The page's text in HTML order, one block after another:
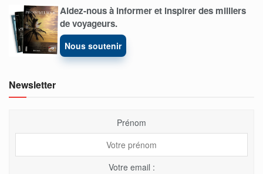
Aidez-nous à informer et inspirer des milliers
de voyageurs.
Nous soutenir
Newsletter
Prénom
Votre email :